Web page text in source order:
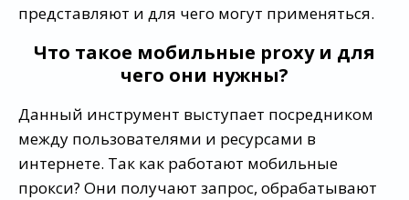
представляют и для чего могут применяться.
Что такое мобильные proxy и для
чего они нужны?
Данный инструмент выступает посредником
между пользователями и ресурсами в
интернете. Так как работают мобильные
прокси? Они получают запрос, обрабатывают